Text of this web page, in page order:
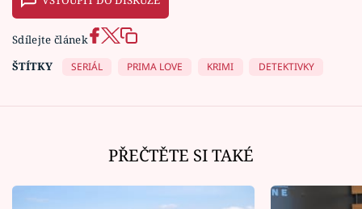
Sdílejte článek
ŠTÍTKY
SERIÁL PRIMA LOVE KRIMI DETEKTIVKY
PŘEČTĚTE SI TAKÉ